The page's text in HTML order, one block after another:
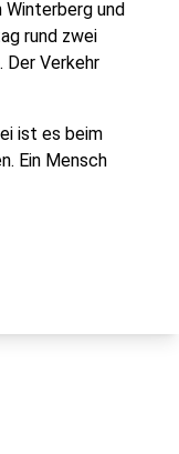
Winterberg und
rund zwei
Der Verkehr
ist es beim
Ein Mensch